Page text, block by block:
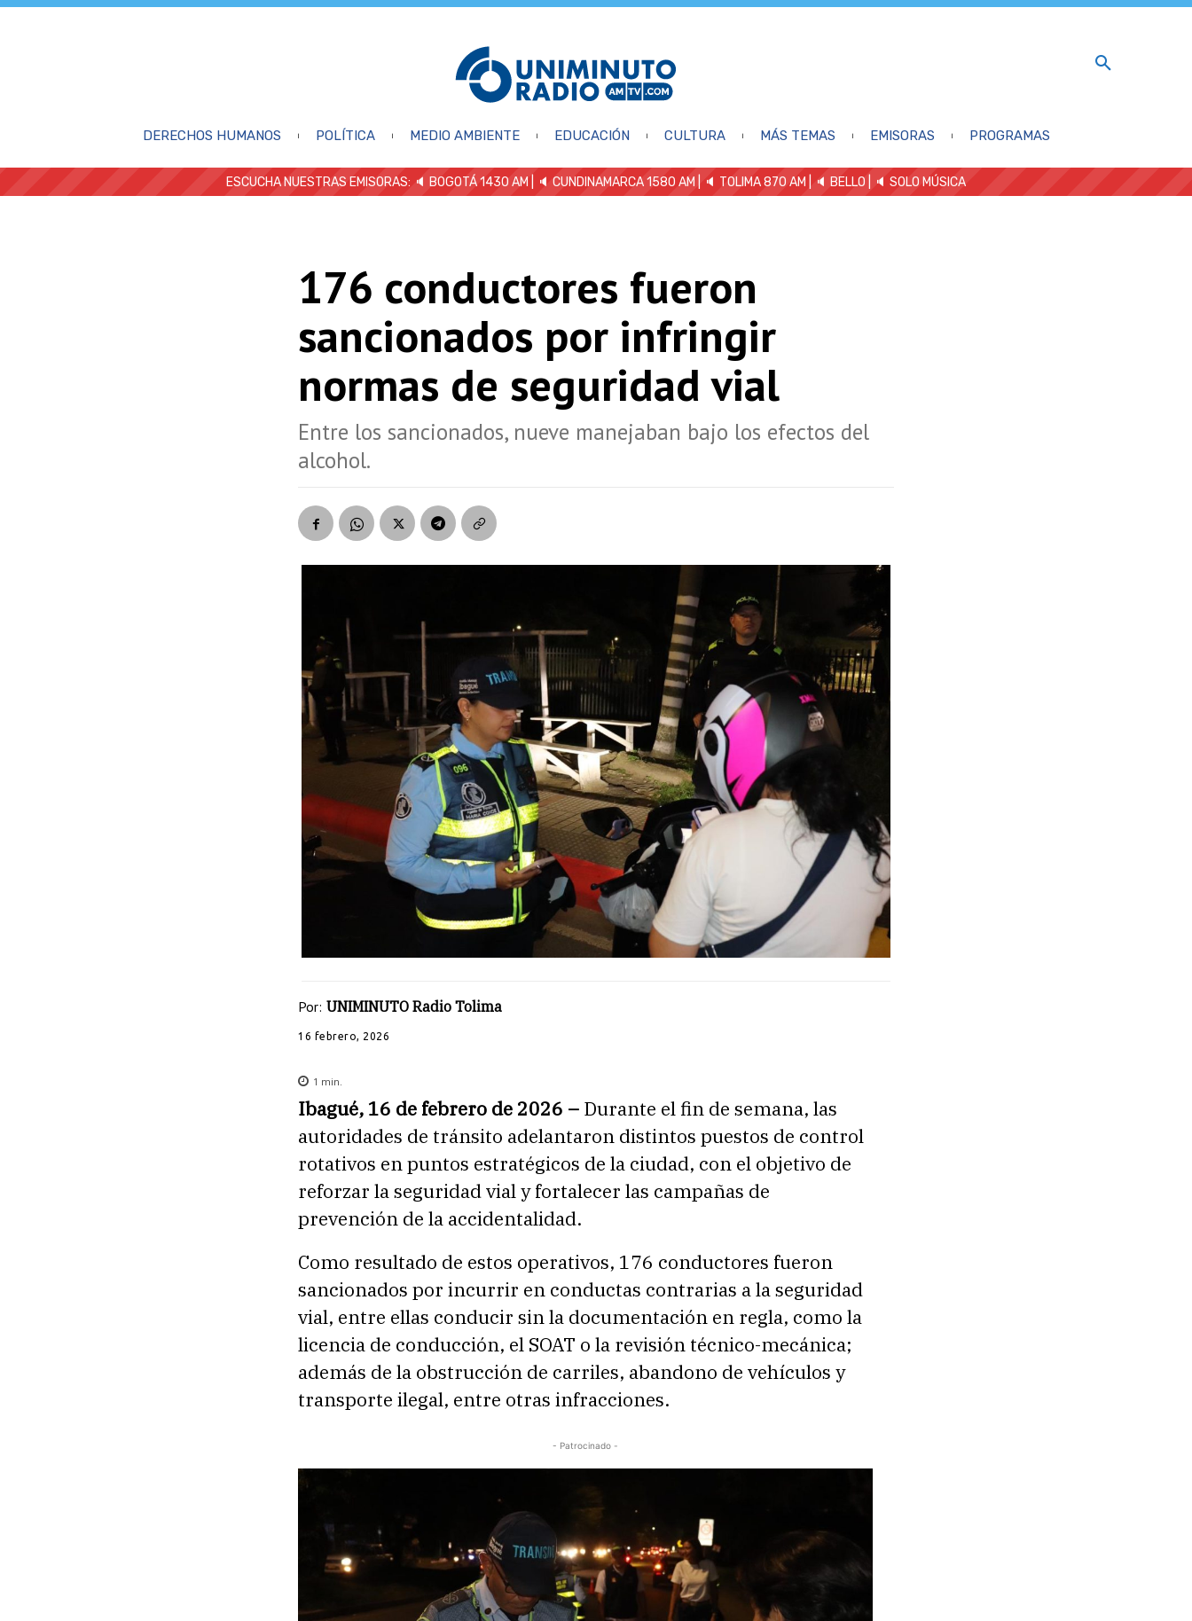
DERECHOS HUMANOS POLÍTICA MEDIO AMBIENTE EDUCACIÓN CULTURA MÁS TEMAS EMISORAS PROGRAMAS
ESCUCHA NUESTRAS EMISORAS: 🔈 BOGOTÁ 1430 AM | 🔈 CUNDINAMARCA 1580 AM | 🔈 TOLIMA 870 AM | 🔈 BELLO 🔈 SOLO MÚSICA
176 conductores fueron
sancionados por infringir
normas de seguridad vial
Entre los sancionados, nueve manejaban bajo los efectos del
alcohol.
Por: UNIMINUTO Radio Tolima
16 febrero, 2026
1 min.
Ibagué, 16 de febrero de 2026 – Durante el fin de semana, las
autoridades de tránsito adelantaron distintos puestos de control
rotativos en puntos estratégicos de la ciudad, con el objetivo de
reforzar la seguridad vial y fortalecer las campañas de
prevención de la accidentalidad.
Como resultado de estos operativos, 176 conductores fueron
sancionados por incurrir en conductas contrarias a la seguridad
vial, entre ellas conducir sin la documentación en regla, como la
licencia de conducción, el SOAT o la revisión técnico-mecánica;
además de la obstrucción de carriles, abandono de vehículos y
transporte ilegal, entre otras infracciones.
- Patrocinado -